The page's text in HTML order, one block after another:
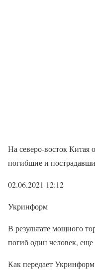
На северо-восток Китая
погибшие и
02.06.2021 12:12
Укринформ
В результате мощного
погиб один человек, еще
Как передает